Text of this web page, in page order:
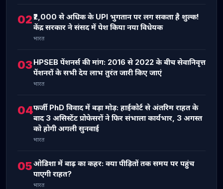
02₹2,000 से अधिक के UPI भुगतान पर लग सकता है शुल्क!
केंद्र सरकार ने संसद में पेश किया नया विधेयक
भारत
03HPSEB पेंशनर्स की मांग: 2016 से 2022 के बीच सेवानिवृत्त
पेंशनरों के सभी देय लाभ तुरंत जारी किए जाएं
भारत
04फर्जी PhD विवाद में बड़ा मोड़: हाईकोर्ट से अंतरिम राहत के
बाद 3 असिस्टेंट प्रोफेसरों ने फिर संभाला कार्यभार, 3 अगस्त
को होगी अगली सुनवाई
भारत
05ओडिशा में बाढ़ का कहर: क्या पीड़ितों तक समय पर पहुंच
पाएगी राहत?
भारत